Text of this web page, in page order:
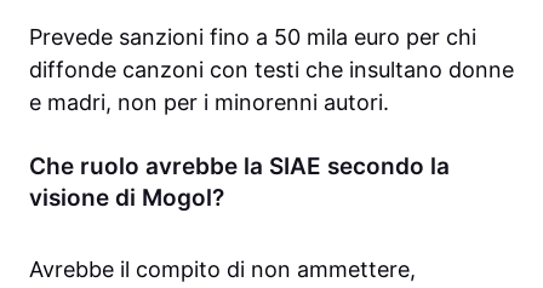
Prevede sanzioni fino a 50 mila euro per chi
diffonde canzoni con testi che insultano donne
e madri, non per i minorenni autori.
Che ruolo avrebbe la SIAE secondo la
visione di Mogol?
Avrebbe il compito di non ammettere,